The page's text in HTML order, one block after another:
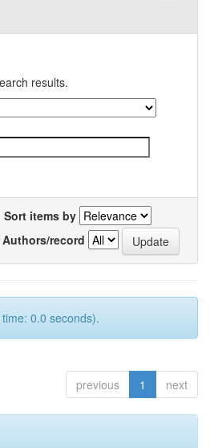
results.
Sort items by
Authors/record
0.0 seconds).
previous 1 next